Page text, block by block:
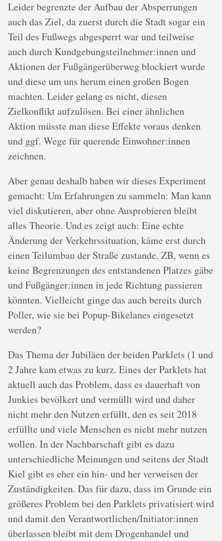
Leider begrenzte der Aufbau der Absperrungen
auch das Ziel, da zuerst durch die Stadt sogar ein
Teil des Fußwegs abgesperrt war und teilweise
auch durch Kundgebungsteilnehmer:innen und
Aktionen der Fußgängerüberweg blockiert wurde
und diese um uns herum einen großen Bogen
machten. Leider gelang es nicht, diesen
Zielkonflikt aufzulösen. Bei einer ähnlichen
Aktion müsste man diese Effekte voraus denken
und ggf. Wege für querende Einwohner:innen
zeichnen.
Aber genau deshalb haben wir dieses Experiment
gemacht: Um Erfahrungen zu sammeln: Man kann
viel diskutieren, aber ohne Ausprobieren bleibt
alles Theorie. Und es zeigt auch: Eine echte
Änderung der Verkehrssituation, käme erst durch
einen Teilumbau der Straße zustande. ZB, wenn es
keine Begrenzungen des entstandenen Platzes gäbe
und Fußgänger:innen in jede Richtung passieren
könnten. Vielleicht ginge das auch bereits durch
Poller, wie sie bei Popup-Bikelanes eingesetzt
werden?
Das Thema der Jubiläen der beiden Parklets (1 und
2 Jahre kam etwas zu kurz. Eines der Parklets hat
aktuell auch das Problem, dass es dauerhaft von
Junkies bevölkert und vermüllt wird und daher
nicht mehr den Nutzen erfüllt, den es seit 2018
erfüllte und viele Menschen es nicht mehr nutzen
wollen. In der Nachbarschaft gibt es dazu
unterschiedliche Meinungen und seitens der Stadt
Kiel gibt es eher ein hin- und her verweisen der
Zuständigkeiten. Das für dazu, dass im Grunde ein
größeres Problem bei den Parklets privatisiert wird
und damit den Verantwortlichen/Initiator:innen
überlassen bleibt mit dem Drogenhandel und